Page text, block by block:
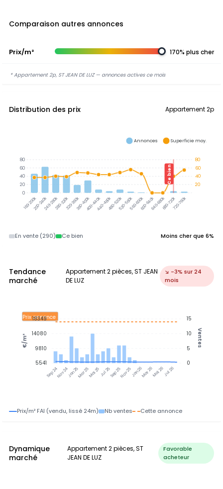
Comparaison autres annonces
Prix/m² 170% plus cher
* Appartement 2p, ST JEAN DE LUZ — annonces actives ce mois
Distribution des prix Appartement 2p
160-200k200-240k240-280k280-320k320-360k360-400k400-440k440-480k480-520k520-560k560-600k600-640k640-680k680-720k720-760k
Ce bien
80
60
40
20
80
60
40
20
0
Annonces Superficie moy.
En vente (290) Ce bien Moins cher que 6%
Tendance
marché
Appartement 2 pièces, ST JEAN
DE LUZ
↘ -3% sur 24
mois
Sep 24Nov 24Jan 25Mar 25Mai 25Jul 25Sep 25Nov 25Jan 26Mar 26Mai 26Jul 26
Prix annonce
15
10
5
0
Ventes
18349
14080
9810
5541
€/m²
Prix/m² FAI (vendu, lissé 24m) Nb ventes Cette annonce
Dynamique
marché
Appartement 2 pièces, ST
JEAN DE LUZ
Favorable
acheteur